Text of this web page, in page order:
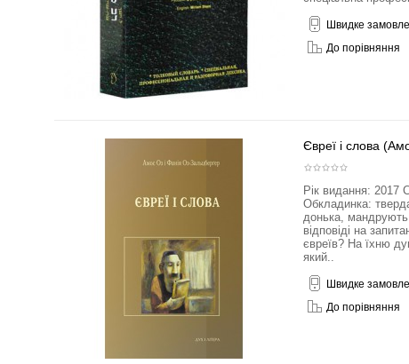
Швидке
До порівняння
Євреї і слова
Рік видання: 2017
Обкладинка:
донька, мандрують
відповіді на
євреїв? На їхню
який..
Швидке
До порівняння